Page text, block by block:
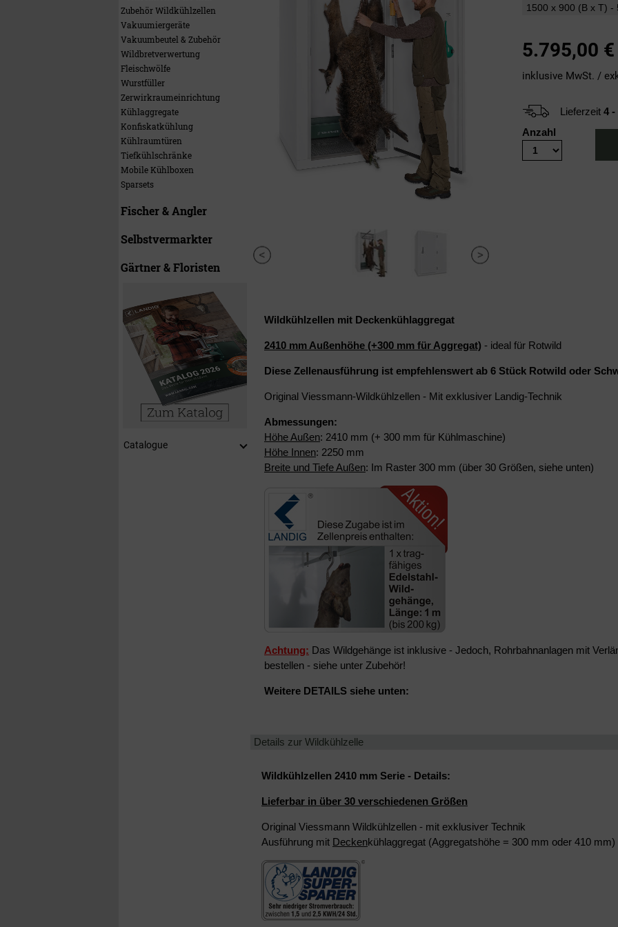
Zubehör Wildkühlzellen
Vakuumiergeräte
Vakuumbeutel & Zubehör
Wildbretverwertung
Fleischwölfe
Wurstfüller
Zerwirkraumeinrichtung
Kühlaggregate
Konfiskatkühlung
Kühlraumtüren
Tiefkühlschränke
Mobile Kühlboxen
Sparsets
Fischer & Angler
Selbstvermarkter
Gärtner & Floristen
Catalogue
5.795,00 €
inklusive MwSt. /
Lieferzeit 4 -
Anzahl
Wildkühlzellen mit Deckenkühlaggregat
2410 mm Außenhöhe (+300 mm für Aggregat) - ideal für Rotwild
Diese Zellenausführung ist empfehlenswert ab 6 Stück Rotwild oder
Original Viessmann-Wildkühlzellen - Mit exklusiver Landig-Technik
Abmessungen:
Höhe Außen: 2410 mm (+ 300 mm für Kühlmaschine)
Höhe Innen: 2250 mm
Breite und Tiefe Außen: Im Raster 300 mm (über 30 Größen, siehe unten)
Achtung: Das Wildgehänge ist inklusive - Jedoch, Rohrbahnanlagen mit
bestellen - siehe unter Zubehör!
Weitere DETAILS siehe unten:
Details zur Wildkühlzelle
Wildkühlzellen 2410 mm Serie - Details:
Lieferbar in über 30 verschiedenen Größen
Original Viessmann Wildkühlzellen - mit exklusiver Technik
Ausführung mit Deckenkühlaggregat (Aggregatshöhe = 300 mm oder 410 mm)